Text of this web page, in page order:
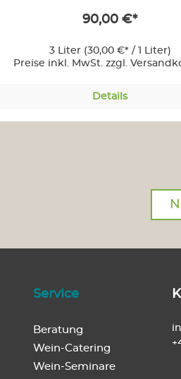
90,00 €*
3 Liter (30,00 €* / 1 Liter)
Preise inkl. MwSt. zzgl.
Details
Service
Beratung
Wein-Catering
Wein-Seminare